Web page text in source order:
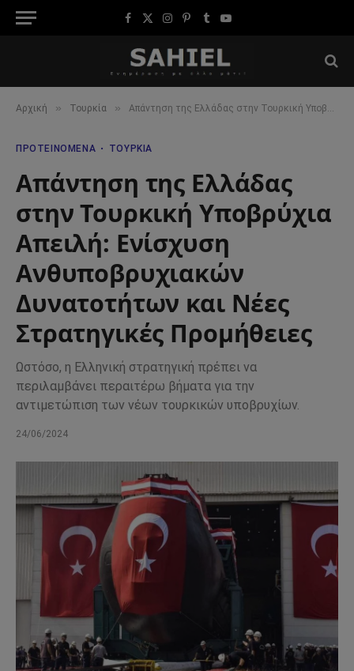
Facebook
X
Instagram
Pinterest
TumblrYouTube
Αρχική » Τουρκία » Απάντηση της Ελλάδας στην Τουρκική Υποβρύχια Απειλή: Ενίσχυση Ανθυποβρυχιακών Δυνατοτήτων και Νέες Στρατηγικές Προμήθειες
ΠΡΟΤΕΙΝΌΜΕΝΑ ΤΟΥΡΚΊΑ
Απάντηση της Ελλάδας
στην Τουρκική Υποβρύχια
Απειλή: Ενίσχυση
Ανθυποβρυχιακών
Δυνατοτήτων και Νέες
Στρατηγικές Προμήθειες
Ωστόσο, η Ελληνική στρατηγική πρέπει να
περιλαμβάνει περαιτέρω βήματα για την
αντιμετώπιση των νέων τουρκικών υποβρυχίων.
24/06/2024